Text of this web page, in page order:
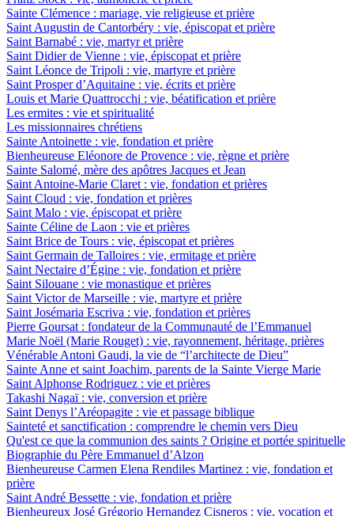
Sainte Clémence : mariage, vie religieuse et prière
Saint Augustin de Cantorbéry : vie, épiscopat et prière
Saint Barnabé : vie, martyr et prière
Saint Didier de Vienne : vie, épiscopat et prière
Saint Léonce de Tripoli : vie, martyre et prière
Saint Prosper d’Aquitaine : vie, écrits et prière
Louis et Marie Quattrocchi : vie, béatification et prière
Les ermites : vie et spiritualité
Les missionnaires chrétiens
Sainte Antoinette : vie, fondation et prière
Bienheureuse Eléonore de Provence : vie, règne et prière
Sainte Salomé, mère des apôtres Jacques et Jean
Saint Antoine-Marie Claret : vie, fondation et prières
Saint Cloud : vie, fondation et prières
Saint Malo : vie, épiscopat et prière
Sainte Céline de Laon : vie et prières
Saint Brice de Tours : vie, épiscopat et prières
Saint Germain de Talloires : vie, ermitage et prière
Saint Nectaire d’Égine : vie, fondation et prière
Saint Silouane : vie monastique et prières
Saint Victor de Marseille : vie, martyre et prière
Saint Josémaria Escriva : vie, fondation et prières
Pierre Goursat : fondateur de la Communauté de l’Emmanuel
Marie Noël (Marie Rouget) : vie, rayonnement, héritage, prières
Vénérable Antoni Gaudi, la vie de “l’architecte de Dieu”
Sainte Anne et saint Joachim, parents de la Sainte Vierge Marie
Saint Alphonse Rodriguez : vie et prières
Takashi Nagaï : vie, conversion et prière
Saint Denys l’Aréopagite : vie et passage biblique
Sainteté et sanctification : comprendre le chemin vers Dieu
Qu'est ce que la communion des saints ? Origine et portée spirituelle
Biographie du Père Emmanuel d’Alzon
Bienheureuse Carmen Elena Rendiles Martinez : vie, fondation et
prière
Saint André Bessette : vie, fondation et prière
Bienheureux José Grégorio Hernandez Cisneros : vie, vocation et